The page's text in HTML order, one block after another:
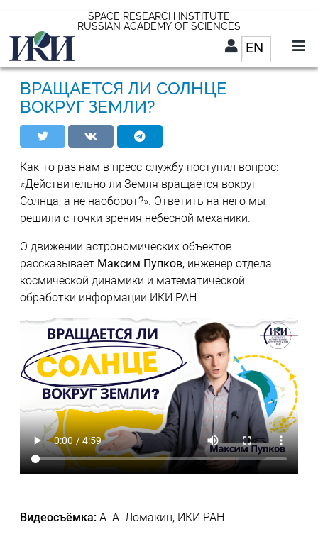
main
content
SPACE RESEARCH INSTITUTE
RUSSIAN ACADEMY OF SCIENCES
ENList
EN
ВРАЩАЕТСЯ ЛИ СОЛНЦЕ
ВОКРУГ ЗЕМЛИ?
Как-то раз нам в пресс-службу поступил вопрос:
«Действительно ли Земля вращается вокруг
Солнца, а не наоборот?». Ответить на него мы
решили с точки зрения небесной механики.
О движении астрономических объектов
рассказывает Максим Пупков, инженер отдела
космической динамики и математической
обработки информации ИКИ РАН.
Video
Видеосъёмка: А. А. Ломакин, ИКИ РАН